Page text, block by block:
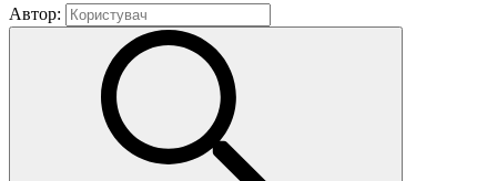
Автор: